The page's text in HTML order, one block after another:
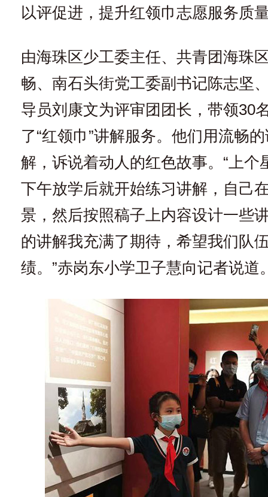
以评促进，提升红领巾志愿服务质
由海珠区少工委主任、共青团海珠
畅、南石头街党工委副书记陈志坚
导员刘康文为评审团团长，带领30
了“红领巾”讲解服务。他们用流畅
解，诉说着动人的红色故事。“上个
下午放学后就开始练习讲解，自己
景，然后按照稿子上内容设计一些
的讲解我充满了期待，希望我们队
绩。”赤岗东小学卫子慧向记者说道